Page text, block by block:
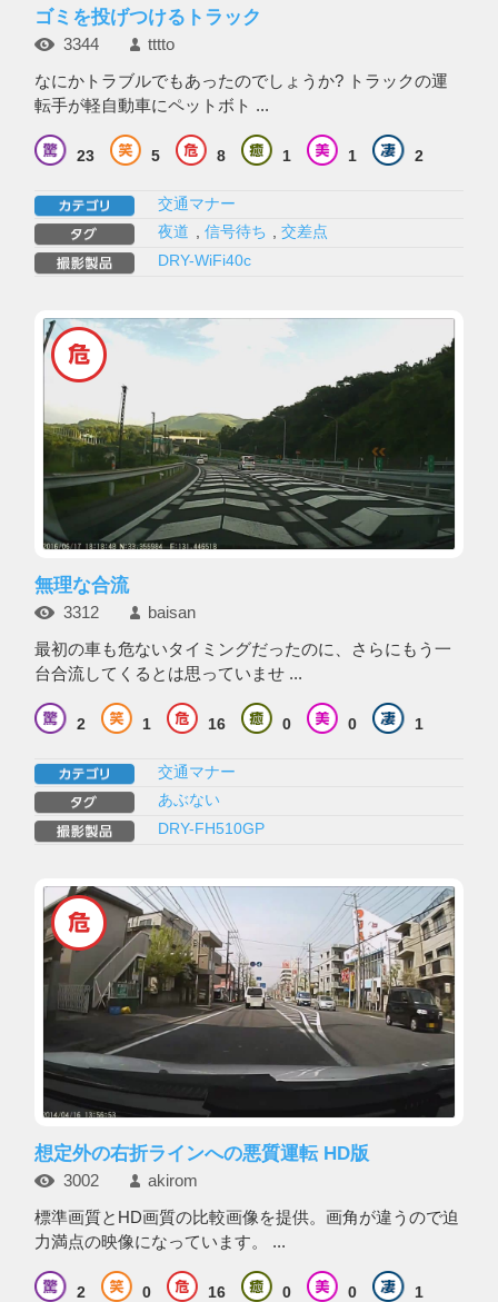
ゴミを投げつけるトラック
3344 tttto
なにかトラブルでもあったのでしょうか? トラックの運
転手が軽自動車にペットボト ...
23 5 8 1 1 2
交通マナー
夜道 , 信号待ち ,交差点
DRY-WiFi40c
無理な合流
3312 baisan
最初の車も危ないタイミングだったのに、さらにもう一
台合流してくるとは思っていませ ...
2 1 16 0 0 1
交通マナー
あぶない
DRY-FH510GP
想定外の右折ラインへの悪質運転 HD版
3002 akirom
標準画質とHD画質の比較画像を提供。画角が違うので迫
力満点の映像になっています。 ...
2 0 16 0 0 1